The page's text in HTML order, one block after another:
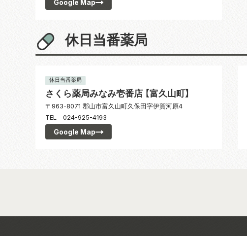
Google Map
休日当番薬局
休日当番薬局
さくら薬局みなみ壱番店 【富久山町】
〒963-8071 郡山市富久山町久保田字伊賀河原4
TEL 024-925-4193
Google Map